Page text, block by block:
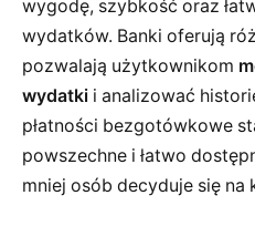
wygodę, szybkość oraz
wydatków. Banki oferują
pozwalają użytkownikom
wydatki i analizować
płatności bezgotówkowe
powszechne i łatwo
mniej osób decyduje się